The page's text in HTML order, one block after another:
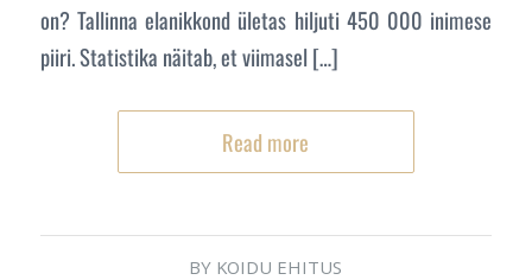
on? Tallinna elanikkond ületas hiljuti 450 000 inimese
piiri. Statistika näitab, et viimasel […]
Read more
BY KOIDU EHITUS